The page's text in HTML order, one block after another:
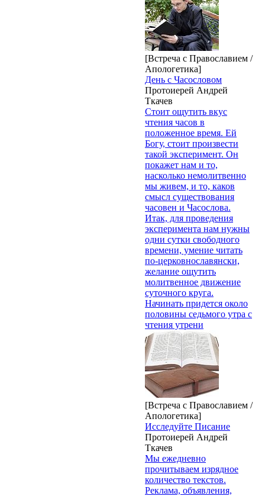
[Встреча с Православием /
Апологетика]
День с Часословом
Протоиерей Андрей
Ткачев
Стоит ощутить вкус
чтения часов в
положенное время. Ей
Богу, стоит произвести
такой эксперимент. Он
покажет нам и то,
насколько немолитвенно
мы живем, и то, каков
смысл существования
часовен и Часослова.
Итак, для проведения
эксперимента нам нужны
одни сутки свободного
времени, умение читать
по-церковнославянски,
желание ощутить
молитвенное движение
суточного круга.
Начинать придется около
половины седьмого утра с
чтения утрени
[Встреча с Православием /
Апологетика]
Исследуйте Писание
Протоиерей Андрей
Ткачев
Мы ежедневно
прочитываем изрядное
количество текстов.
Реклама, объявления,